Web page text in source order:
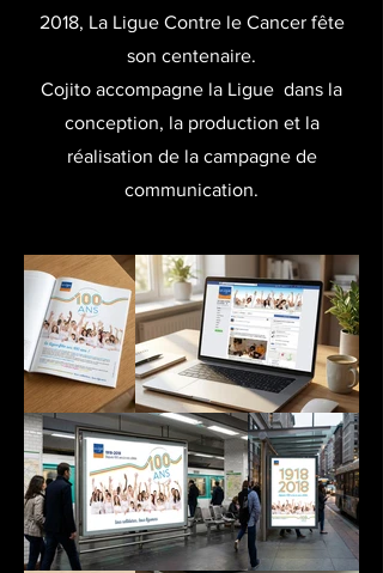
2018, La Ligue Contre le Cancer fête
son centenaire.
Cojito accompagne la Ligue dans la
conception, la production et la
réalisation de la campagne de
communication.